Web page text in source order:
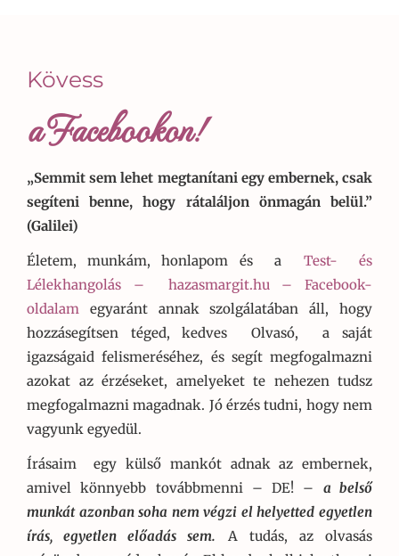
Kövess
a Facebookon!
„Semmit sem lehet megtanítani egy embernek, csak
segíteni benne, hogy rátaláljon önmagán belül.”
(Galilei)
Életem, munkám, honlapom és a Test- és
Lélekhangolás –
hazasmargit.hu – Facebook-
oldalam egyaránt annak szolgálatában áll, hogy
hozzásegítsen téged, kedves Olvasó, a saját
igazságaid felismeréséhez, és segít megfogalmazni
azokat az érzéseket, amelyeket te nehezen tudsz
megfogalmazni magadnak. Jó érzés tudni, hogy nem
vagyunk egyedül.
Írásaim egy külső mankót adnak az embernek,
amivel könnyebb továbbmenni – DE! – a belső
munkát azonban soha nem végzi el helyetted egyetlen
írás, egyetlen előadás sem. A tudás, az olvasás